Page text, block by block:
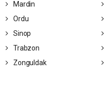
Mardin
Ordu
Sinop
Trabzon
Zonguldak